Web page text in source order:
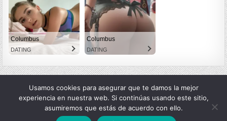
Columbus
DATING
Columbus
DATING
Copyright © 2026 LexMangas
Usamos cookies para asegurar que te damos la mejor
experiencia en nuestra web. Si continúas usando este sitio,
asumiremos que estás de acuerdo con ello.